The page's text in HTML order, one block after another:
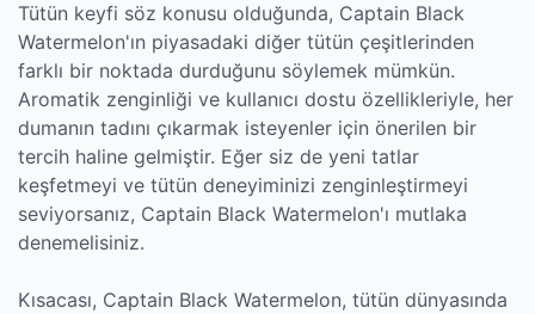
Tütün keyfi söz konusu olduğunda, Captain Black
Watermelon'ın piyasadaki diğer tütün çeşitlerinden
farklı bir noktada durduğunu söylemek mümkün.
Aromatik zenginliği ve kullanıcı dostu özellikleriyle, her
dumanın tadını çıkarmak isteyenler için önerilen bir
tercih haline gelmiştir. Eğer siz de yeni tatlar
keşfetmeyi ve tütün deneyiminizi zenginleştirmeyi
seviyorsanız, Captain Black Watermelon'ı mutlaka
denemelisiniz.
Kısacası, Captain Black Watermelon, tütün dünyasında